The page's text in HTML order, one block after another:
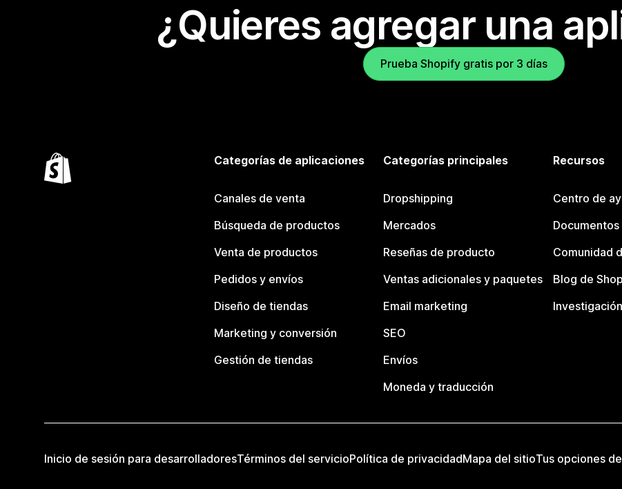
¿Quieres agregar una
Prueba Shopify gratis por 3 días
Categorías de aplicaciones
Canales de venta
Búsqueda de productos
Venta de productos
Pedidos y envíos
Diseño de tiendas
Marketing y conversión
Gestión de tiendas
Categorías principales
Dropshipping
Mercados
Reseñas de producto
Ventas adicionales y paquetes
Email marketing
SEO
Envíos
Moneda y traducción
Recursos
Centro de
Documentos
Comunidad
Blog de
Investigación
Inicio de sesión para desarrolladoresTérminos del servicioPolítica de privacidadMapa del sitioTus opciones